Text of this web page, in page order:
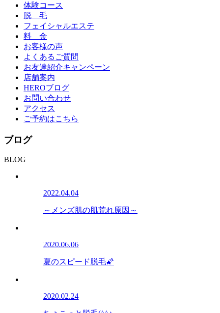
体験コース
脱 毛
フェイシャルエステ
料 金
お客様の声
よくあるご質問
お友達紹介キャンペーン
店舗案内
HEROブログ
お問い合わせ
アクセス
ご予約はこちら
ブログ
BLOG
2022.04.04
～メンズ肌の肌荒れ原因～
2020.06.06
夏のスピード脱毛🌠
2020.02.24